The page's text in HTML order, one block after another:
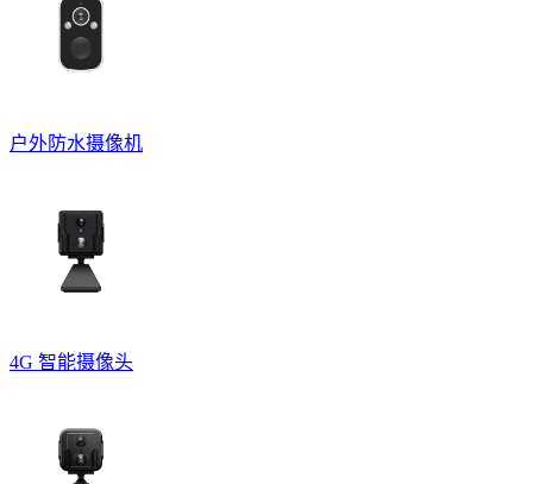
户外防水摄像机
4G 智能摄像头